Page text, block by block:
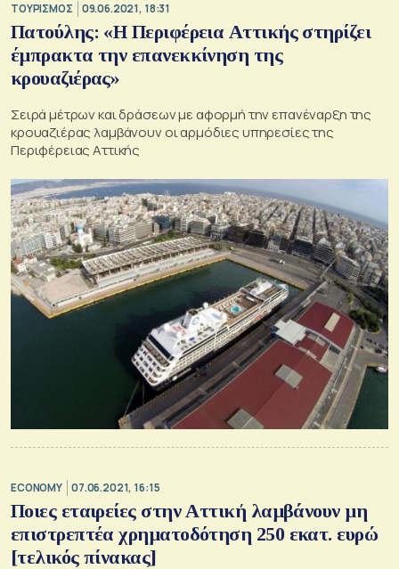
ΤΟΥΡΙΣΜΟΣ 09.06.2021, 18:31
Πατούλης: «Η Περιφέρεια Αττικής στηρίζει
έμπρακτα την επανεκκίνηση της
κρουαζιέρας»
Σειρά μέτρων και δράσεων με αφορμή την επανέναρξη της
κρουαζιέρας λαμβάνουν οι αρμόδιες υπηρεσίες της
Περιφέρειας Αττικής
ECONOMY 07.06.2021, 16:15
Ποιες εταιρείες στην Αττική λαμβάνουν μη
επιστρεπτέα χρηματοδότηση 250 εκατ. ευρώ
[τελικός πίνακας]